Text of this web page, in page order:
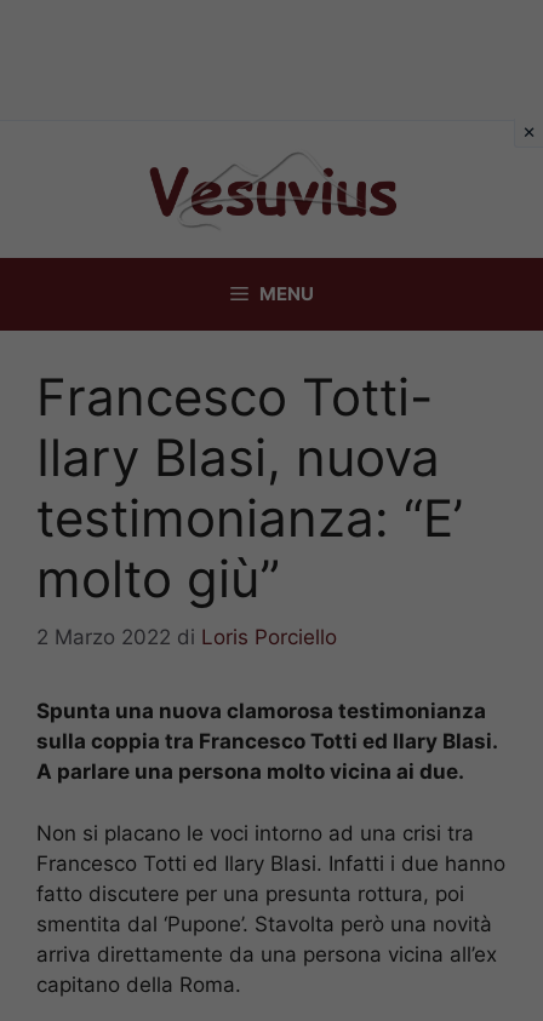
MENU
Francesco Totti-
Ilary Blasi, nuova
testimonianza: “E’
molto giù”
2 Marzo 2022 di Loris Porciello
Spunta una nuova clamorosa testimonianza
sulla coppia tra Francesco Totti ed Ilary Blasi.
A parlare una persona molto vicina ai due.
Non si placano le voci intorno ad una crisi tra
Francesco Totti ed Ilary Blasi. Infatti i due hanno
fatto discutere per una presunta rottura, poi
smentita dal ‘Pupone’. Stavolta però una novità
arriva direttamente da una persona vicina all’ex
capitano della Roma.